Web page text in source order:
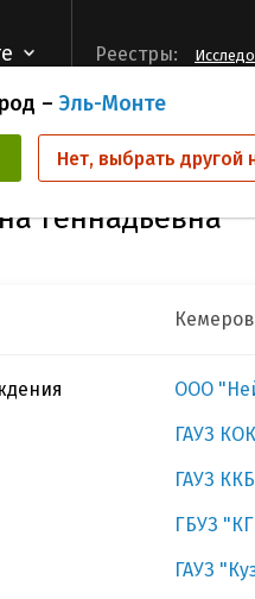
– Эль-Монте
Нет, выбрать другой
Реестры:
Арефьева Елена
Геннадьевна
ООО
ГАУЗ
ГАУЗ ККБ
ГБУЗ
ГАУЗ